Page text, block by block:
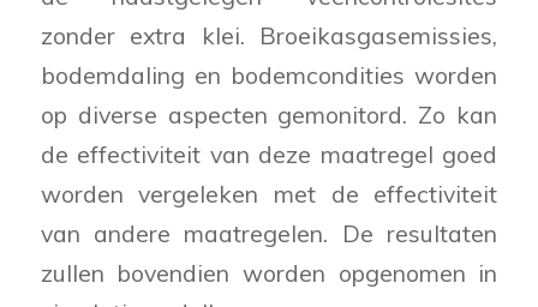
zonder extra klei. Broeikasgasemissies,
bodemdaling en bodemcondities worden
op diverse aspecten gemonitord. Zo kan
de effectiviteit van deze maatregel goed
worden vergeleken met de effectiviteit
van andere maatregelen. De resultaten
zullen bovendien worden opgenomen in